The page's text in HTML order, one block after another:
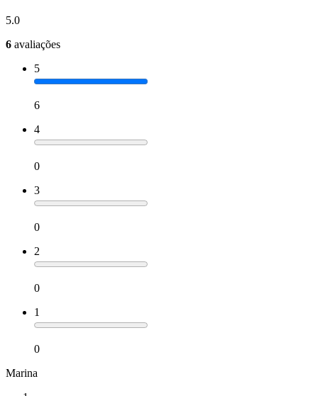
5.0
6 avaliações
5
6
4
0
3
0
2
0
1
0
Marina